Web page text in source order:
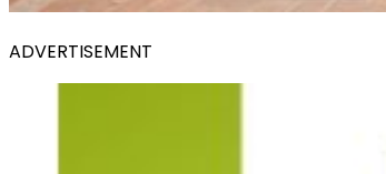
ADVERTISEMENT